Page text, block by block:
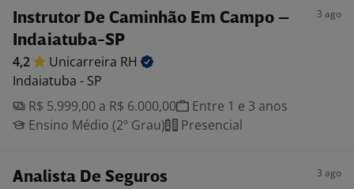
Instrutor De Caminhão Em Campo –
Indaiatuba-SP
3 ago
4,2 Unicarreira RH
Indaiatuba - SP
R$ 5.999,00 a R$ 6.000,00
Entre 1 e 3 anos
Ensino Médio (2º Grau)
Presencial
Analista De Seguros 3 ago